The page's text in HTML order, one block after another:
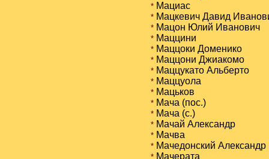
*Мациас
*Мацкевич Давид
*Мацон Юлий Иванович
*Маццини
*Маццоки Доменико
*Маццони Джиакомо
*Маццукато Альберто
*Маццуола
*Мацьков
*Мача (пос.)
*Мача (с.)
*Мачай Александр
*Мачва
*Мачедонский Александр
*Мачерата